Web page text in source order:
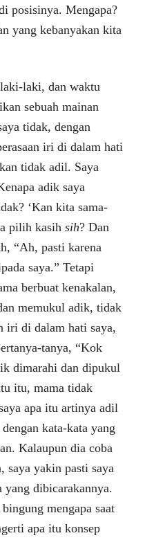
posisinya. Mengapa?
yang kebanyakan kita
laki, dan waktu
sebuah mainan
tidak, dengan
iri di dalam hati
tidak adil. Saya
adik saya
‘Kan kita sama-
pilih kasihsih? Dan
“Ah, pasti karena
saya.” Tetapi
berbuat kenakalan,
memukul adik, tidak
iri di dalam hati saya,
tanya, “Kok
dimarahi dan dipukul
itu, mama tidak
apa itu artinya adil
kata-kata yang
Kalaupun dia coba
saya yakin pasti saya
yang dibicarakannya.
mengapa saat
apa itu konsep